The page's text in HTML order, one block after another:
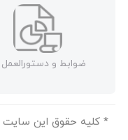
ضوابط و دستورالعمل
* کلیه حقوق این سایت